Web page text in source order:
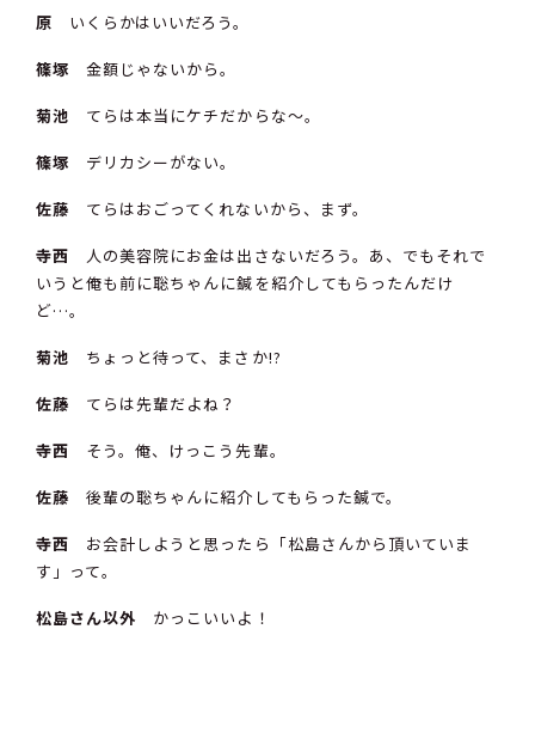
原 いくらかはいいだろう。
篠塚 金額じゃないから。
菊池 てらは本当にケチだからな〜。
篠塚 デリカシーがない。
佐藤 てらはおごってくれないから、まず。
寺西 人の美容院にお金は出さないだろう。あ、でもそれで
いうと俺も前に聡ちゃんに鍼を紹介してもらったんだけ
ど…。
菊池 ちょっと待って、まさか!?
佐藤 てらは先輩だよね？
寺西 そう。俺、けっこう先輩。
佐藤 後輩の聡ちゃんに紹介してもらった鍼で。
寺西 お会計しようと思ったら「松島さんから頂いていま
す」って。
松島さん以外 かっこいいよ！